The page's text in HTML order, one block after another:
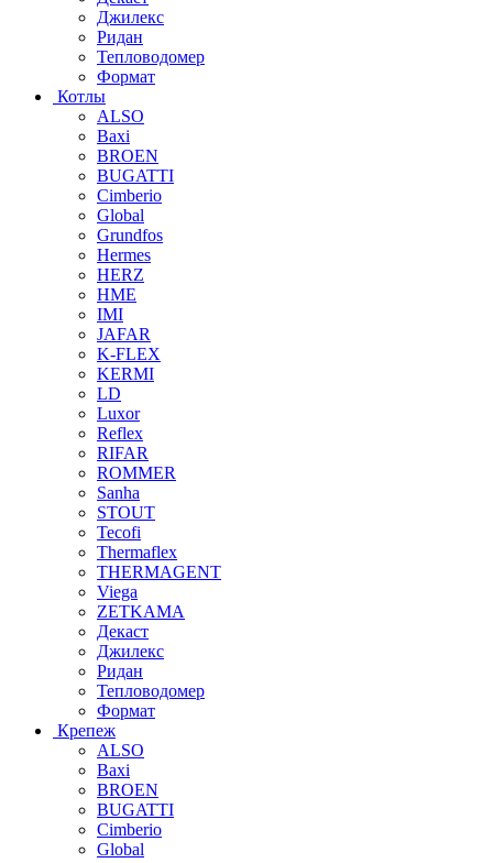
Джилекс
Ридан
Тепловодомер
Формат
Котлы
ALSO
Baxi
BROEN
BUGATTI
Cimberio
Global
Grundfos
Hermes
HERZ
HME
IMI
JAFAR
K-FLEX
KERMI
LD
Luxor
Reflex
RIFAR
ROMMER
Sanha
STOUT
Tecofi
Thermaflex
THERMAGENT
Viega
ZETKAMA
Декаст
Джилекс
Ридан
Тепловодомер
Формат
Крепеж
ALSO
Baxi
BROEN
BUGATTI
Cimberio
Global